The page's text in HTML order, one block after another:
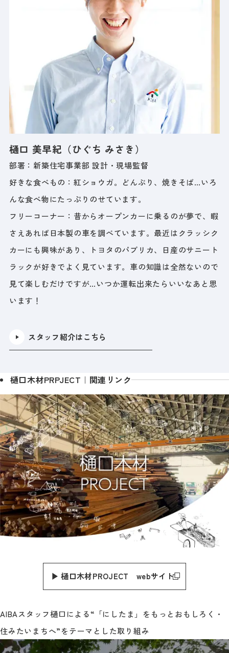
樋口 美早紀（ひぐち みさき）
部署：新築住宅事業部 設計・現場監督
好きな食べもの：紅ショウガ。どんぶり、焼きそば…いろ
んな食べ物にたっぷりのせています。
フリーコーナー：昔からオープンカーに乗るのが夢で、暇
さえあれば日本製の車を調べています。最近はクラッシク
カーにも興味があり、トヨタのパブリカ、日産のサニート
ラックが好きでよく見ています。車の知識は全然ないので
見て楽しむだけですが…いつか運転出来たらいいなあと思
います！
スタッフ紹介はこちら
樋口木材PRPJECT｜関連リンク
▶︎ 樋口木材PROJECT webサイト
AIBAスタッフ樋口による“「にしたま」をもっとおもしろく・
住みたいまちへ”をテーマとした取り組み